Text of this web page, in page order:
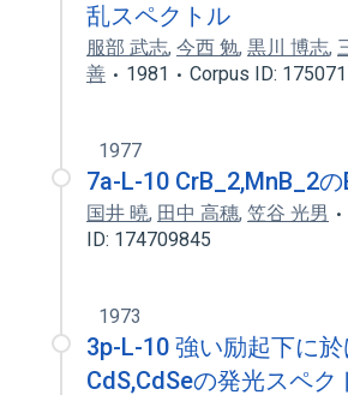
乱スペクトル
服部 武志, 今西 勉, 黒川 博志,
善
1981 Corpus ID:
1977
7a-L-10 CrB_2,MnB_2の
国井 曉, 田中 高穗, 笠谷 光男
ID: 174709845
1973
3p-L-10 強い励起下に於
CdS,CdSeの発光スペク